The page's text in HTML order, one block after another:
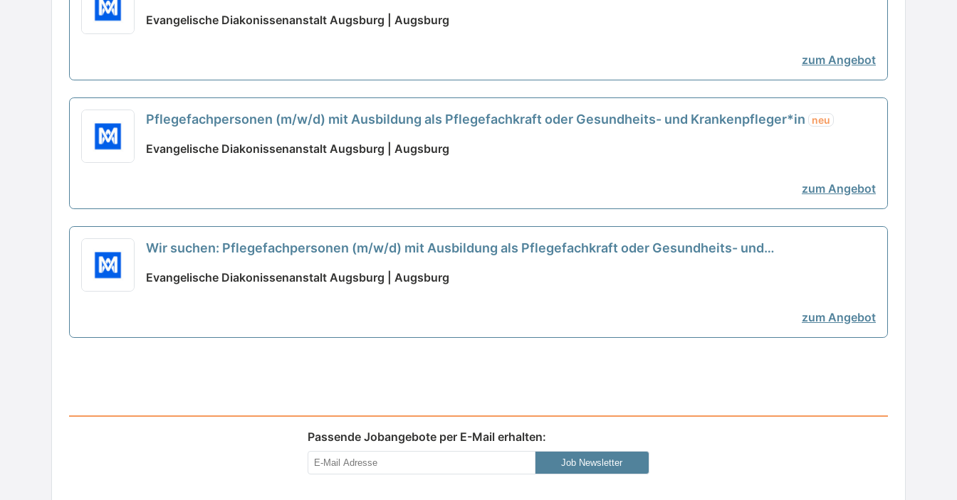
Evangelische Diakonissenanstalt Augsburg
Evangelische Diakonissenanstalt Augsburg | Augsburg
zum Angebot
Pflegefachpersonen (m/w/d) mit Ausbildung als Pflegefachkraft oder Gesundheits- und Krankenpfleger*in neu
Evangelische Diakonissenanstalt Augsburg | Augsburg
zum Angebot
Wir suchen: Pflegefachpersonen (m/w/d) mit Ausbildung als Pflegefachkraft oder Gesundheits- und
Evangelische Diakonissenanstalt Augsburg | Augsburg
zum Angebot
Passende Jobangebote per E-Mail erhalten:
Job Newsletter